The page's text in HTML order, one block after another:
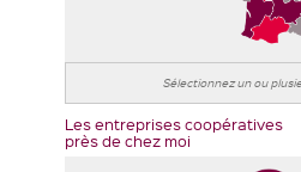
Les entreprises coopératives
près de chez moi